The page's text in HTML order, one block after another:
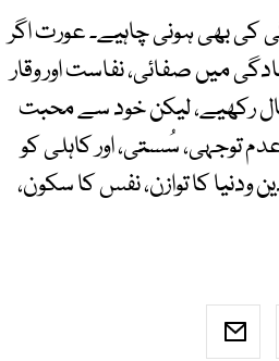
کی بھی ہونی چاہیے۔ عورت اگر
میں صفائی، نفاست اور وقار
رکھیے، لیکن خود سے محبت
توجہی، سُستی، اور کاہلی کو
ودنیا کا توازن، نفس کا سکون،